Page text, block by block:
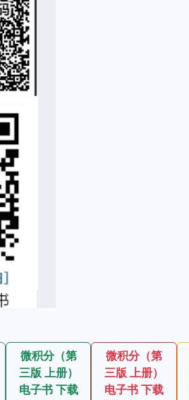
微积分（第
三版 上册）
电子书 下载
微积分（第
三版 上册）
电子书 下载